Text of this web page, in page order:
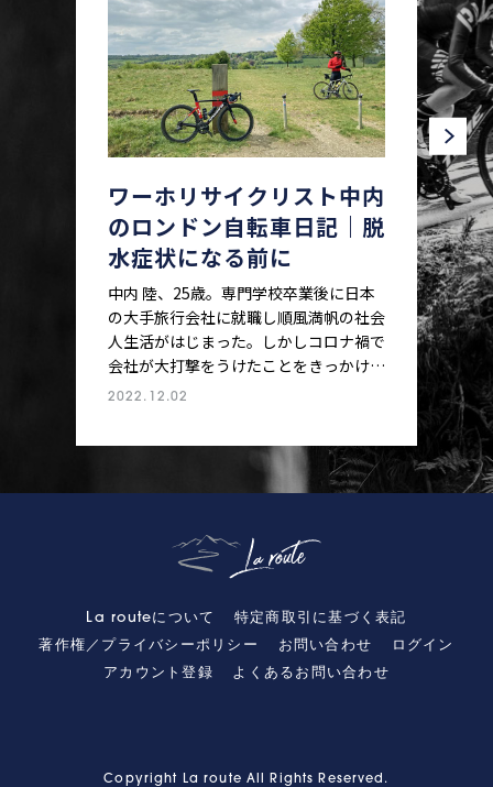
ワーホリサイクリスト中内
のロンドン自転車日記｜脱
水症状になる前に
中内 陸、25歳。専門学校卒業後に日本
の大手旅行会社に就職し順風満帆の社会
人生活がはじまった。しかしコロナ禍で
会社が大打撃をうけたことをきっかけ
に、ワーキングホリデー制度を活用し、
に。「ワーホリサイクリスト中内のロン
ドン自転車日記」では、そんな中内 陸
を彼自身のリアルな目線で綴っていく。
第1回目はイギリスに暮らし始めて初と
なるロングライドレポートをお届けす
る。ロンドナーの定番コース「ロンドン
→ブライトン」を走った理由は、「水分
補給」にあった。
2022.12.02
La routeについて 特定商取引に基づく表記
著作権／プライバシーポリシー お問い合わせ ログイン
アカウント登録 よくあるお問い合わせ
Copyright La route All Rights Reserved.